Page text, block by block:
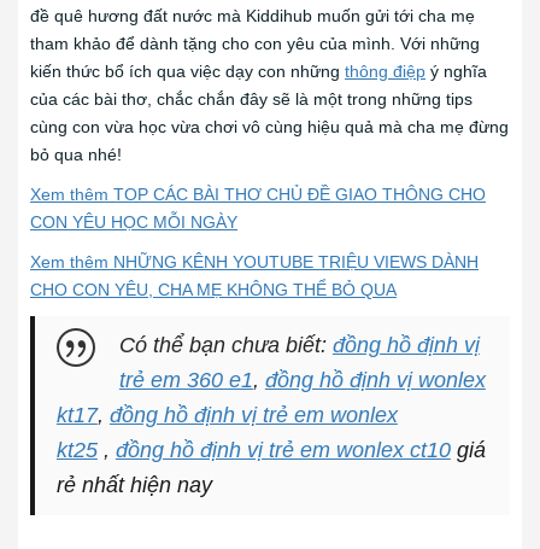
đề quê hương đất nước mà Kiddihub muốn gửi tới cha mẹ
tham khảo để dành tặng cho con yêu của mình. Với những
kiến thức bổ ích qua việc dạy con những thông điệp ý nghĩa
của các bài thơ, chắc chắn đây sẽ là một trong những tips
cùng con vừa học vừa chơi vô cùng hiệu quả mà cha mẹ đừng
bỏ qua nhé!
Xem thêm TOP CÁC BÀI THƠ CHỦ ĐỀ GIAO THÔNG CHO
CON YÊU HỌC MỖI NGÀY
Xem thêm NHỮNG KÊNH YOUTUBE TRIỆU VIEWS DÀNH
CHO CON YÊU, CHA MẸ KHÔNG THỂ BỎ QUA
Có thể bạn chưa biết: đồng hồ định vị
trẻ em 360 e1, đồng hồ định vị wonlex
kt17, đồng hồ định vị trẻ em wonlex
kt25, đồng hồ định vị trẻ em wonlex ct10giá
rẻ nhất hiện nay